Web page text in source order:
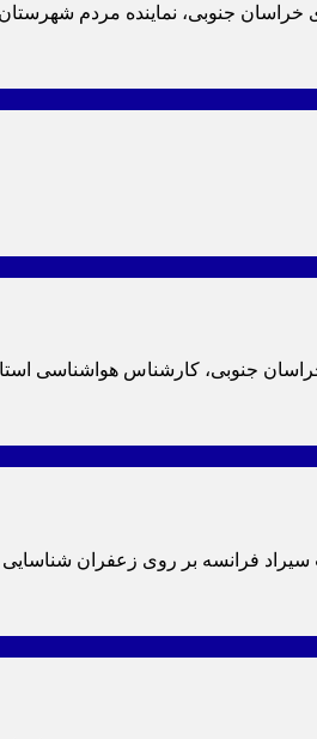
شد. به گزارشخبرگزاری صدا و سیمای خراسان جنوبی،
جنوبی، کارشناس هواشناسی
سیراد فرانسه بر روی زعفران